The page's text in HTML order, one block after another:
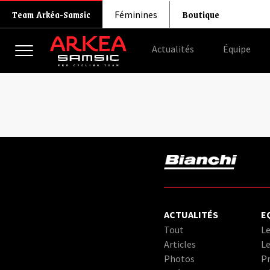
Team Arkéa-Samsic Féminines Boutique
Actualités Équipe
ACTUALITÉS
Tout
Articles
Photos